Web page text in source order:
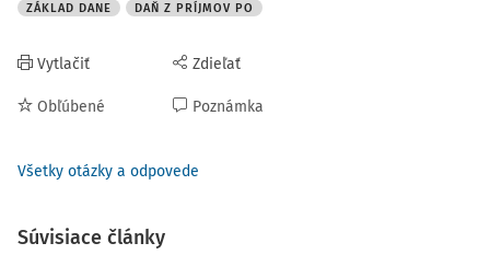
ZÁKLAD DANE DAŇ Z PRÍJMOV PO
Vytlačiť
Obľúbené
Zdieľať
Poznámka
Všetky otázky a odpovede
Súvisiace články